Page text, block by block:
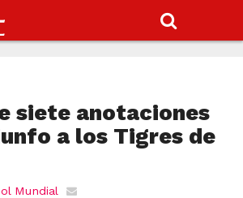
siete anotaciones
a los Tigres de
Mundial